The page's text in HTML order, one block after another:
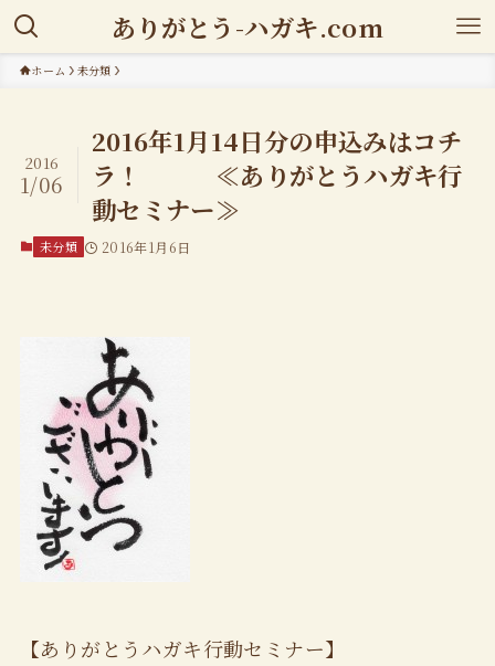
ありがとう-ハガキ.com
ホーム 未分類
2016年1月14日分の申込みはコチ
ラ！ ≪ありがとうハガキ行
動セミナー≫
2016
1/06
未分類 2016年1月6日
【ありがとうハガキ行動セミナー】